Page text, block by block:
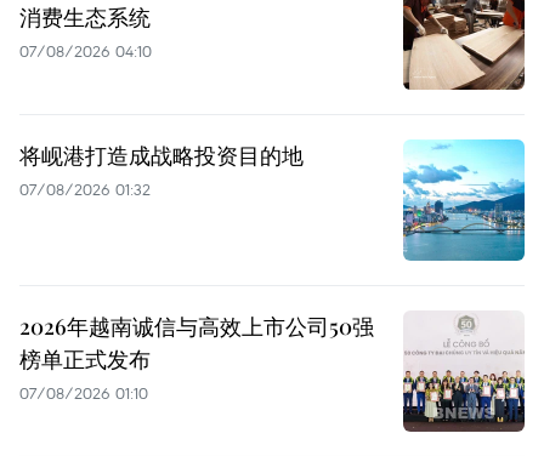
消费生态系统
07/08/2026 04:10
将岘港打造成战略投资目的地
07/08/2026 01:32
2026年越南诚信与高效上市公司50强
榜单正式发布
07/08/2026 01:10